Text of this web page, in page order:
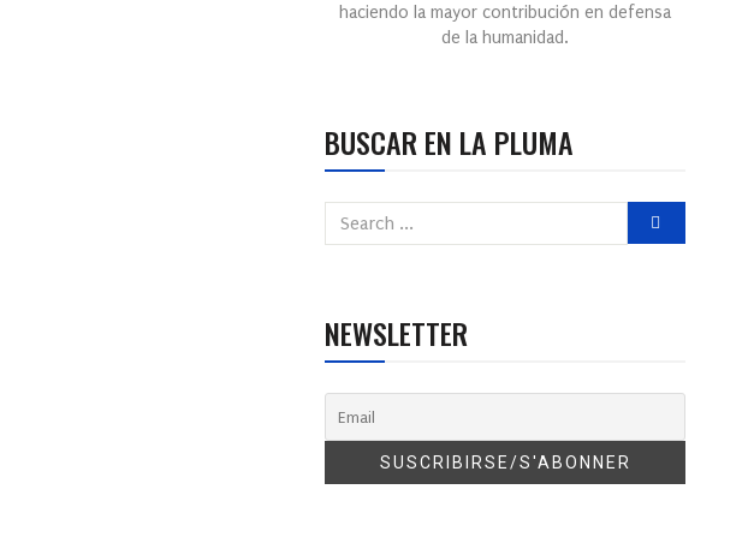
haciendo la mayor contribución en defensa
de la humanidad.
BUSCAR EN LA PLUMA
NEWSLETTER